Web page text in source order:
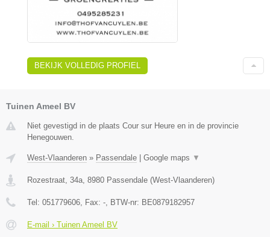
BEKIJK VOLLEDIG PROFIEL
Tuinen Ameel BV
Niet gevestigd in de plaats Cour sur Heure en in de provincie
Henegouwen.
West-Vlaanderen » Passendale Google maps ▼
Rozestraat, 34a, 8980 Passendale (West-Vlaanderen)
Tel: 051779606, Fax: -, BTW-nr: BE0879182957
E-mail › Tuinen Ameel BV